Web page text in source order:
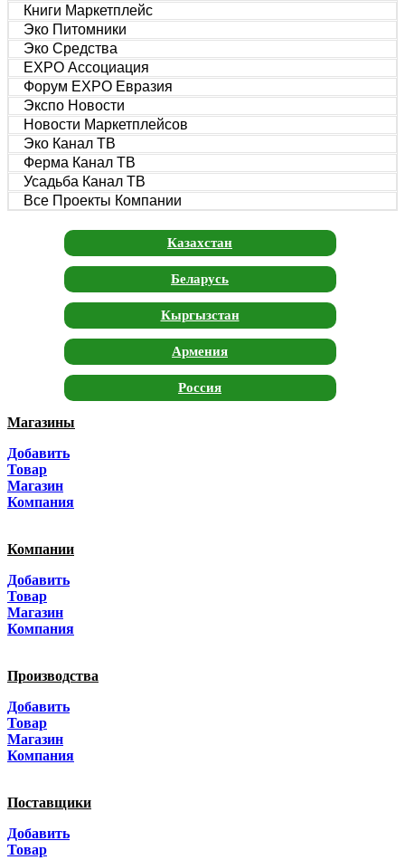
Книги Маркетплейс
Эко Питомники
Эко Средства
EXPO Ассоциация
Форум EXPO Евразия
Экспо Новости
Новости Маркетплейсов
Эко Канал ТВ
Ферма Канал ТВ
Усадьба Канал ТВ
Все Проекты Компании
Казахстан
Беларусь
Кыргызстан
Армения
Россия
Магазины
Добавить
Товар
Магазин
Компания
Компании
Добавить
Товар
Магазин
Компания
Производства
Добавить
Товар
Магазин
Компания
Поставщики
Добавить
Товар